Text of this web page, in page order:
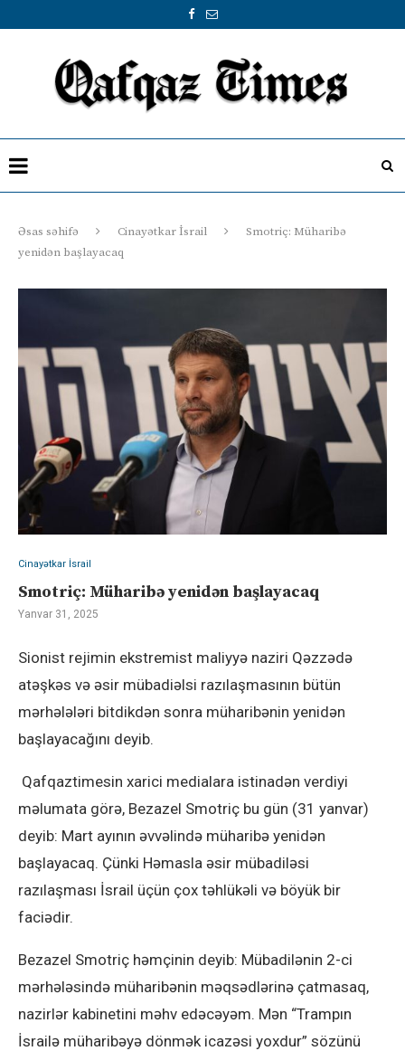
Əsas səhifə Cinayətkar İsrail
Smotriç: Müharibə
yenidən başlayacaq
Cinayətkar İsrail
Smotriç: Müharibə yenidən başlayacaq
Yanvar 31, 2025
Sionist rejimin ekstremist maliyyə naziri Qəzzədə
atəşkəs və əsir mübadiəlsi razılaşmasının bütün
mərhələləri bitdikdən sonra müharibənin yenidən
başlayacağını deyib.
Qafqaztimesin xarici medialara istinadən verdiyi
məlumata görə, Bezazel Smotriç bu gün (31 yanvar)
deyib: Mart ayının əvvəlində müharibə yenidən
başlayacaq. Çünki Həmasla əsir mübadiləsi
razılaşması İsrail üçün çox təhlükəli və böyük bir
faciədir.
Bezazel Smotriç həmçinin deyib: Mübadilənin 2-ci
mərhələsində müharibənin məqsədlərinə çatmasaq,
nazirlər kabinetini məhv edəcəyəm. Mən “Trampın
İsrailə müharibəyə dönmək icazəsi yoxdur” sözünü